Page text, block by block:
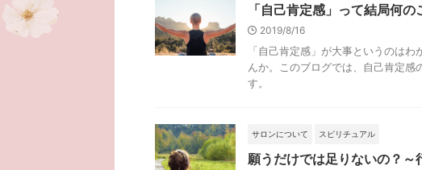
「自己肯定感」って結局何
2019/8/16
「自己肯定感」が大事というのは
んか。このブログでは、自己肯定感
す。
サロンについて スピリチュアル
願うだけでは足りないの？